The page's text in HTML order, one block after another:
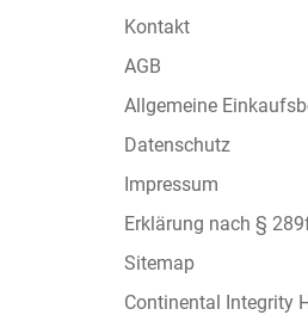
Kontakt
AGB
Allgemeine
Datenschutz
Impressum
Erklärung nach §
Sitemap
Continental Integrity